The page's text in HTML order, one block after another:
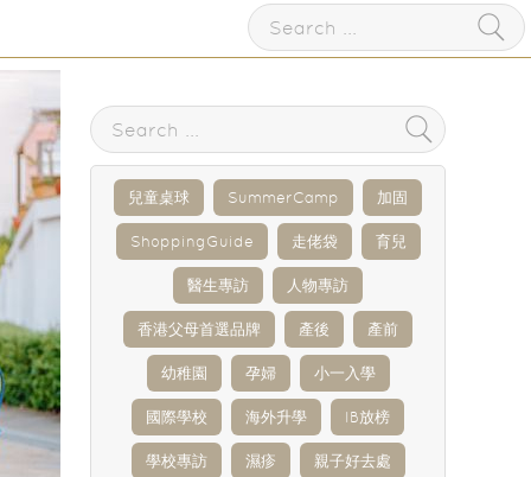
兒童桌球 SummerCamp 加固
ShoppingGuide 走佬袋 育兒
醫生專訪 人物專訪
香港父母首選品牌 產後 產前
幼稚園 孕婦 小一入學
國際學校 海外升學 IB放榜
學校專訪 濕疹 親子好去處